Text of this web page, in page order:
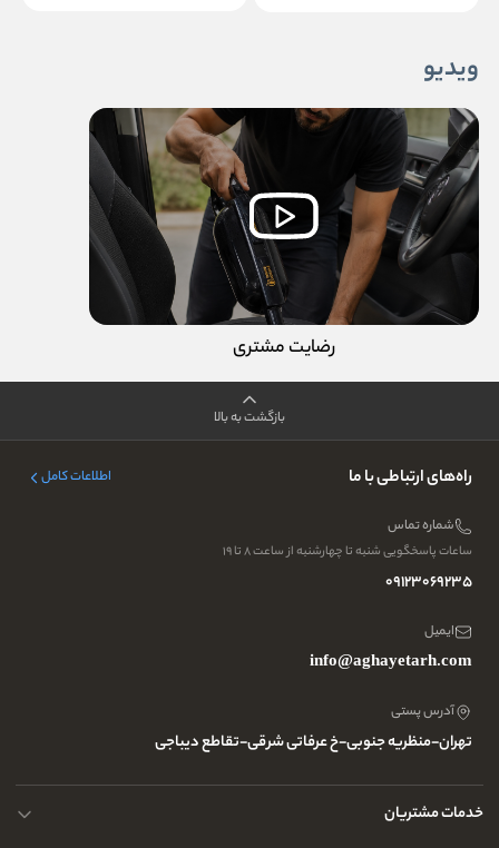
ویدیو
رضایت مشتری
بازگشت به بالا
راه‌های ارتباطی با ما اطلاعات کامل
شماره تماس
ساعات پاسخگویی شنبه تا چهارشنبه از ساعت ۸ تا ۱۹
09123069235
ایمیل
info@aghayetarh.com
آدرس پستی
تهران-منظریه جنوبی-خ عرفاتی شرقی-تقاطع دیباجی
خدمات مشتریان